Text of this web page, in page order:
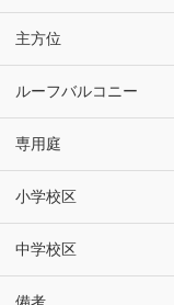
主方位
ルーフバルコニー
専用庭
小学校区
中学校区